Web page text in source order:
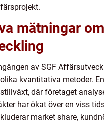
mätningar
av SGF
kvantitativa metoder.
där företaget
har ökat över en viss
market share,